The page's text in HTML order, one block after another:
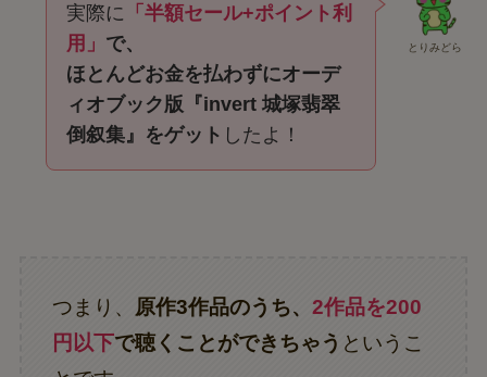
とりみどら
実際に 「半額セール+ポイント利
用」 で、
ほとんどお金を払わずにオーデ
ィオブック版『invert 城塚翡翠
倒叙集』をゲット したよ！
つまり、 原作3作品のうち、2作品を200
円以下で聴くことができちゃう というこ